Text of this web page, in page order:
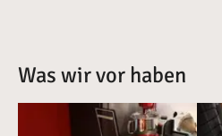
Was wir vor haben